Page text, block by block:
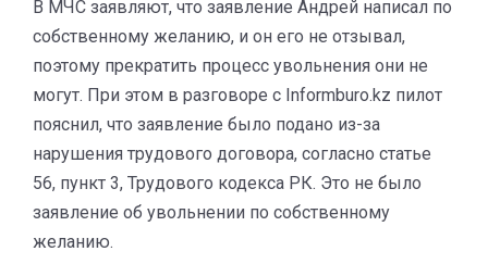
В МЧС заявляют, что заявление Андрей написал по
собственному желанию, и он его не отзывал,
поэтому прекратить процесс увольнения они не
могут. При этом в разговоре с Informburo.kz пилот
пояснил, что заявление было подано из-за
нарушения трудового договора, согласно статье
56, пункт 3, Трудового кодекса РК. Это не было
заявление об увольнении по собственному
желанию.